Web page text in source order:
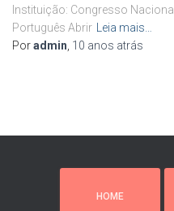
Instituição: Congresso
Português Abrir
Leia mais…
Poradmin 10 anos atrás
HOME